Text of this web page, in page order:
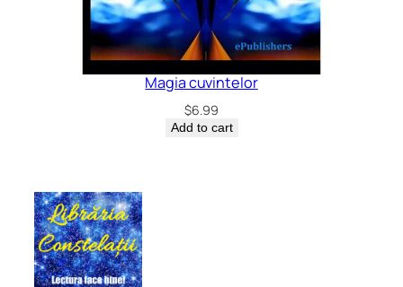
Magia cuvintelor
$6.99
Add to cart